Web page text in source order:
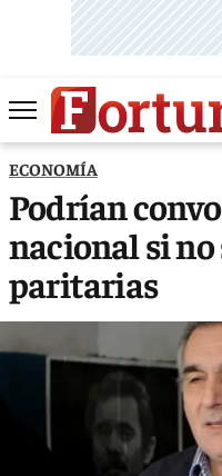
ECONOMÍA
Podrían
nacional si no
paritarias